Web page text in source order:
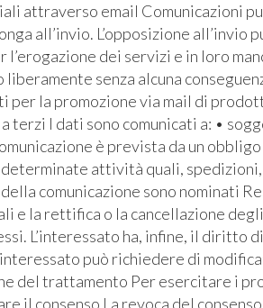
attraverso email Comunicazioni
all’invio. L’opposizione
l’erogazione dei servizi e in loro
liberamente senza alcuna
per la promozione via mail di
terzi I dati sono comunicati a: •
è prevista da un
attività quali,
comunicazione sono nominati
e la rettifica o la cancellazione
L’interessato ha, infine, il diritto
può richiedere di
del trattamento Per esercitare i
il consenso La revoca del